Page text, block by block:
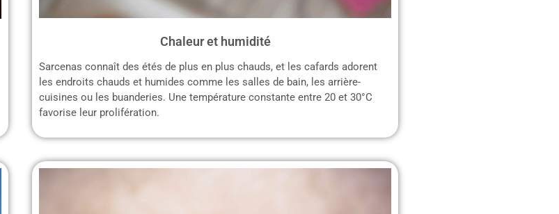
Chaleur et humidité
Sarcenas connaît des étés de plus en plus chauds, et les cafards adorent
les endroits chauds et humides comme les salles de bain, les arrière-
cuisines ou les buanderies. Une température constante entre 20 et 30°C
favorise leur prolifération.